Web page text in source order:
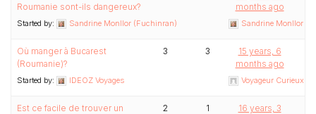
Roumanie sont-ils dangereux?
Started by: Sandrine Monllor (Fuchinran)
months ago
Sandrine Monllor
Où manger à Bucarest
(Roumanie)?
Started by: IDEOZ Voyages
3 3
15 years, 6
months ago
Voyageur Curieux
Est ce facile de trouver un
2 1
16 years, 3